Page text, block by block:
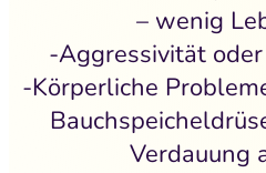
– wenig
-Aggressivität
-Körperliche
Verdauung